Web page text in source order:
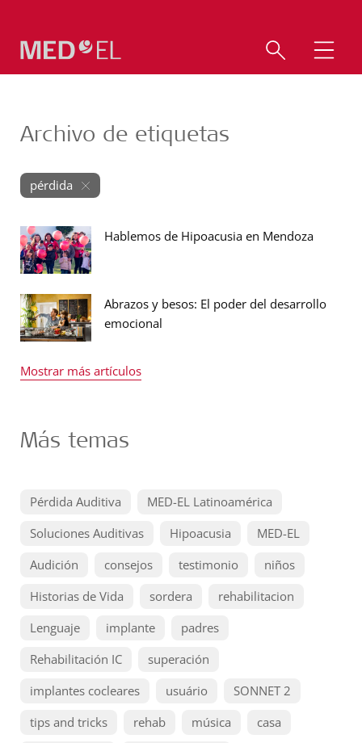
Archivo de etiquetas
pérdida
Hablemos de Hipoacusia en Mendoza
Abrazos y besos: El poder del desarrollo
emocional
Mostrar más artículos
Más temas
Pérdida Auditiva
MED-EL Latinoamérica
Soluciones Auditivas
Hipoacusia
MED-EL
Audición
consejos testimonio
niños
Historias de Vida
sordera
rehabilitacion
Lenguaje
implante
padres
Rehabilitación IC
superación
implantes cocleares
usuário
SONNET 2
tips and tricks
rehab música
casa